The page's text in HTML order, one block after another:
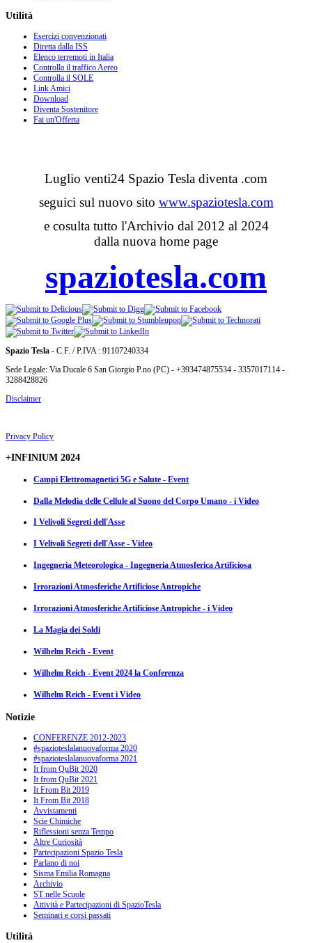
Utilità
Esercizi convenzionati
Diretta dalla ISS
Elenco terremoti in Italia
Controlla il traffico Aereo
Controlla il SOLE
Link Amici
Download
Diventa Sostenitore
Fai un'Offerta
Luglio venti24 Spazio Tesla diventa .com
seguici sul nuovo sito www.spaziotesla.com
e cosulta tutto l'Archivio dal 2012 al 2024
dalla nuova home page
spaziotesla.com
Spazio Tesla - C.F. / P.IVA : 91107240334
Sede Legale: Via Ducale 6 San Giorgio P.no (PC) - +393474875534 - 3357017114 -
3288428826
Disclaimer
Privacy Policy
+INFINIUM 2024
Campi Elettromagnetici 5G e Salute - Event
Dalla Melodia delle Cellule al Suono del Corpo Umano - i Video
I Velivoli Segreti dell'Asse
I Velivoli Segreti dell'Asse - Video
Ingegneria Meteorologica - Ingegneria Atmosferica Artificiosa
Irrorazioni Atmosferiche Artificiose Antropiche
Irrorazioni Atmosferiche Artificiose Antropiche - i Video
La Magia dei Soldi
Wilhelm Reich - Event
Wilhelm Reich - Event 2024 la Conferenza
Wilhelm Reich - Event i Video
Notizie
CONFERENZE 2012-2023
#spazioteslalanuovaforma 2020
#spazioteslalanuovaforma 2021
It from QuBit 2020
It from QuBit 2021
It From Bit 2019
It From Bit 2018
Avvistamenti
Scie Chimiche
Riflessioni senza Tempo
Altre Curiosità
Partecipazioni Spazio Tesla
Parlano di noi
Sisma Emilia Romagna
Archivio
ST nelle Scuole
Attività e Partecipazioni di SpazioTesla
Seminari e corsi passati
Utilità